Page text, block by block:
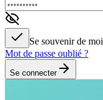
Se souvenir de moi
Mot de passe oublié ?
Se connecter